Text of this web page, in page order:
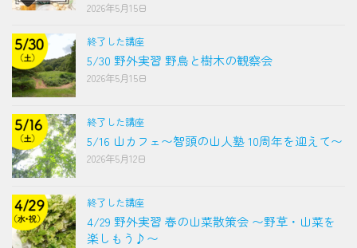
2026年5月15日
終了した講座
5/30 野外実習 野鳥と樹木の観察会
2026年5月15日
終了した講座
5/16 山カフェ〜智頭の山人塾 10周年を迎えて〜
2026年5月12日
終了した講座
4/29 野外実習 春の山菜散策会 〜野草・山菜を
楽しもう♪〜